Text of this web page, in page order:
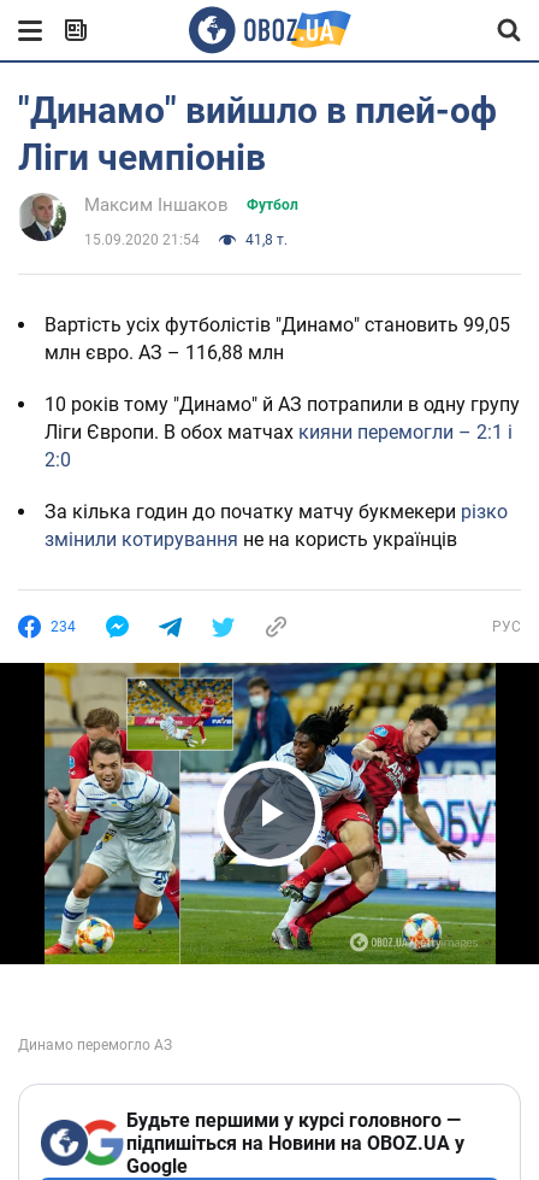
"Динамо" вийшло в плей-оф
Ліги чемпіонів
Максим Іншаков Футбол
15.09.2020 21:54 41,8 т.
Вартість усіх футболістів "Динамо" становить 99,05
млн євро. АЗ – 116,88 млн
10 років тому "Динамо" й АЗ потрапили в одну групу
Ліги Європи. В обох матчах кияни перемогли – 2:1 і
2:0
За кілька годин до початку матчу букмекери різко
змінили котирування не на користь українців
234 РУС
Play Video
Будьте першими у курсі головного —
підпишіться на Новини на OBOZ.UA у
Google